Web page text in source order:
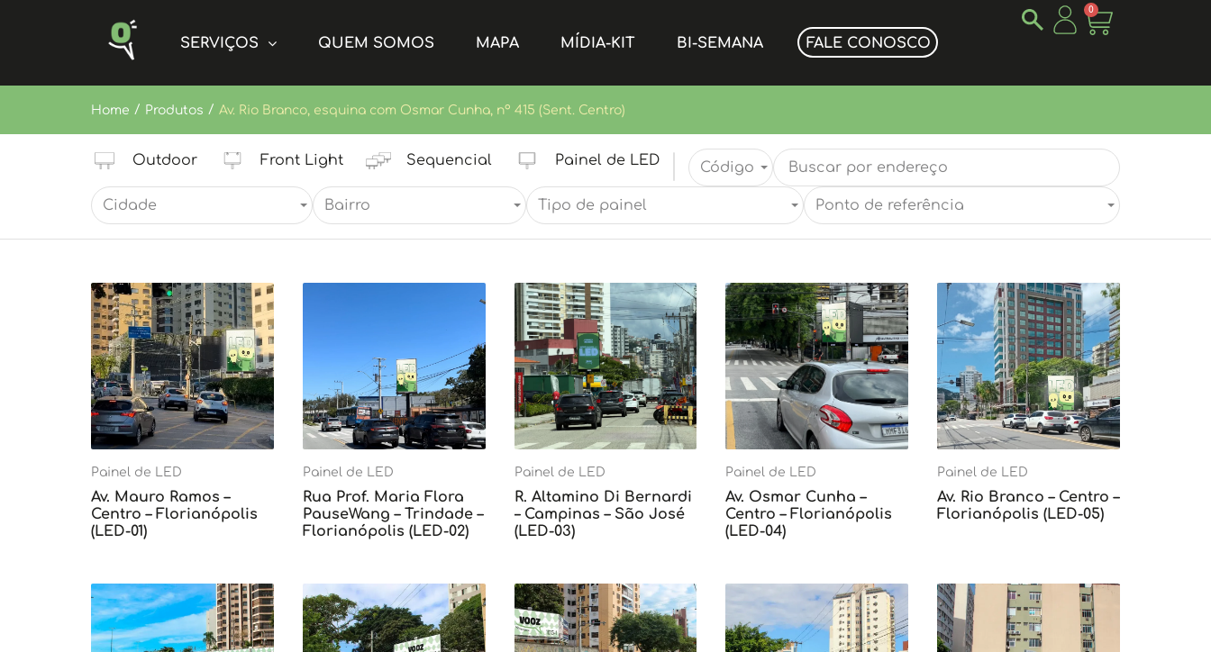
SERVIÇOS QUEM SOMOS MAPA MÍDIA-KIT BI-SEMANA FALE CONOSCO
0
Home / Produtos / Av. Rio Branco, esquina com Osmar Cunha, nº 415 (Sent. Centro)
Outdoor Front Light Sequencial Painel de LED Código
Cidade Bairro Tipo de painel Ponto de referência
Painel de LED
Av. Mauro Ramos –
Centro – Florianópolis
(LED-01)
Painel de LED
Rua Prof. Maria Flora
PauseWang – Trindade –
Florianópolis (LED-02)
Painel de LED
R. Altamino Di Bernardi
– Campinas – São José
(LED-03)
Painel de LED
Av. Osmar Cunha –
Centro – Florianópolis
(LED-04)
Painel de LED
Av. Rio Branco – Centro –
Florianópolis (LED-05)